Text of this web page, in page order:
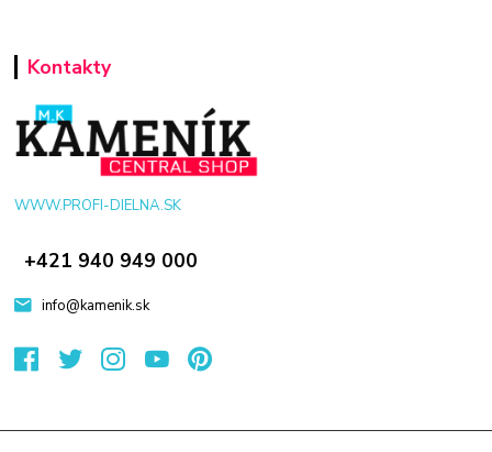
Kontakty
WWW.PROFI-DIELNA.SK
+421 940 949 000
info@kamenik.sk